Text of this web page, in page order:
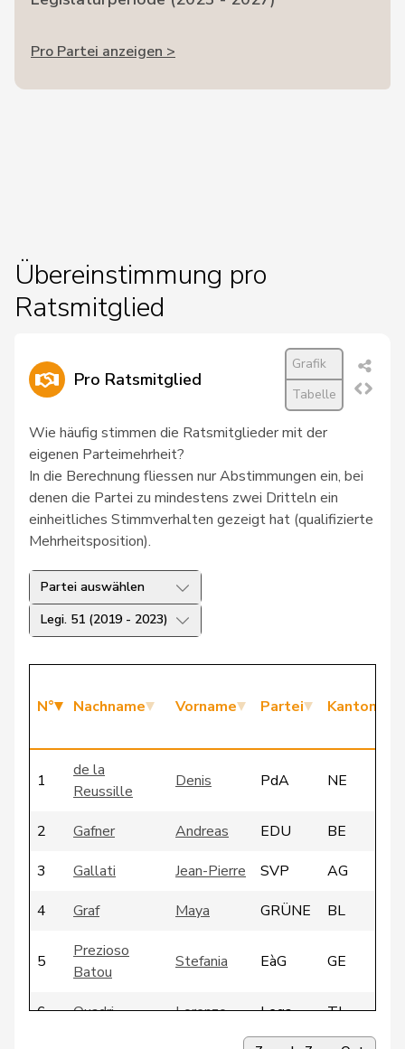
Pro Partei anzeigen >
Übereinstimmung pro
Ratsmitglied
Pro Ratsmitglied
Grafik
Tabelle
Wie häufig stimmen die Ratsmitglieder mit der
eigenen Parteimehrheit?
In die Berechnung fliessen nur Abstimmungen ein, bei
denen die Partei zu mindestens zwei Dritteln ein
einheitliches Stimmverhalten gezeigt hat (qualifizierte
Mehrheitsposition).
Partei auswählen
Legi. 51 (2019 - 2023)
N° Nachname Vorname Partei Kanton
1
de la
Reussille
Denis PdA NE
2 Gafner Andreas EDU
BE
3
Gallati Jean-Pierre SVP
AG
4
Graf Maya GRÜNE BL
5
Prezioso
Batou
Stefania EàG GE
6 Quadri Lorenzo Lega
TI